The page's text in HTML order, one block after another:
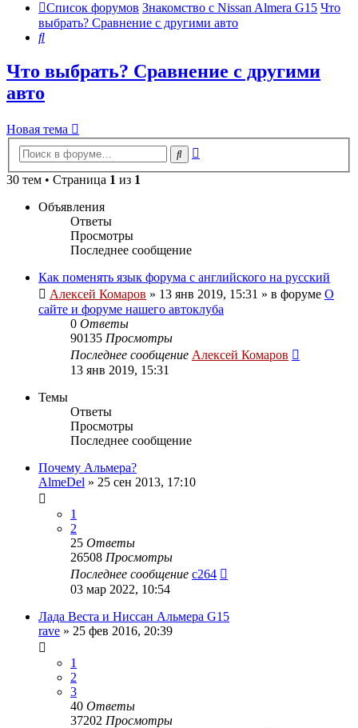
Список форумов Знакомство с Nissan Almera G15 Что
выбрать? Сравнение с другими авто
Поиск
Что выбрать? Сравнение с другими
авто
Новая тема
Поиск
30 тем • Страница 1 из 1
Объявления
Ответы
Просмотры
Последнее сообщение
Как поменять язык форума с английского на русский
Алексей Комаров » 13 янв 2019, 15:31 » в форуме О
сайте и форуме нашего автоклуба
0 Ответы
90135 Просмотры
Последнее сообщение Алексей Комаров
13 янв 2019, 15:31
Темы
Ответы
Просмотры
Последнее сообщение
Почему Альмера?
AlmeDel » 25 сен 2013, 17:10
1
2
25 Ответы
26508 Просмотры
Последнее сообщение c264
03 мар 2022, 10:54
Лада Веста и Ниссан Альмера G15
rave » 25 фев 2016, 20:39
1
2
3
40 Ответы
37202 Просмотры